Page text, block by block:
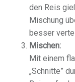
den Reis
Mischung
besser
Mischen:
Mit einem
„Schnitte”